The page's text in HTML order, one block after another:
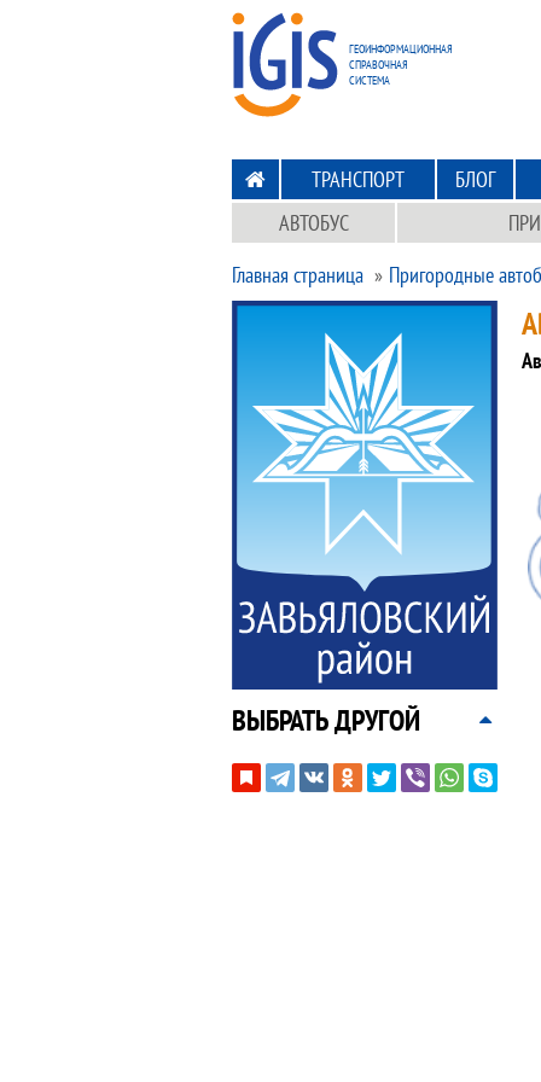
ГЕОИНФОРМАЦИОННАЯ
СПРАВОЧНАЯ
СИСТЕМА
НА ГЛАВНУЮ
ТРАНСПОРТ
БЛОГ
АВТОБУС
Главная страница
Пригородные
ВЫБРАТЬ ДРУГОЙ